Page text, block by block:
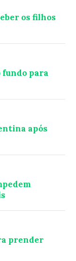
os filhos
fundo para
após
prender